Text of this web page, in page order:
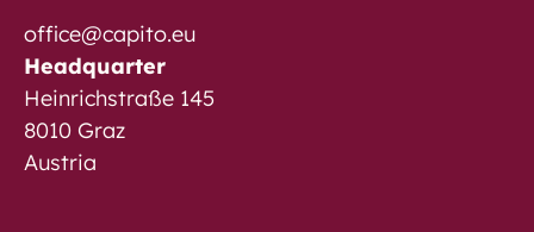
office@capito.eu
Headquarter
Heinrichstraße 145
8010 Graz
Austria